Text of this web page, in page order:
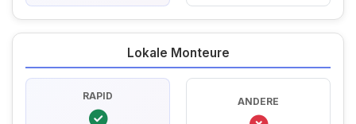
Lokale Monteure
RAPID ANDERE